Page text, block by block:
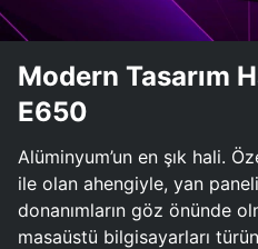
Modern Tasarım
E650
Alüminyum’un en şık hali.
ile olan ahengiyle, yan
donanımların göz önünde
masaüstü bilgisayarları